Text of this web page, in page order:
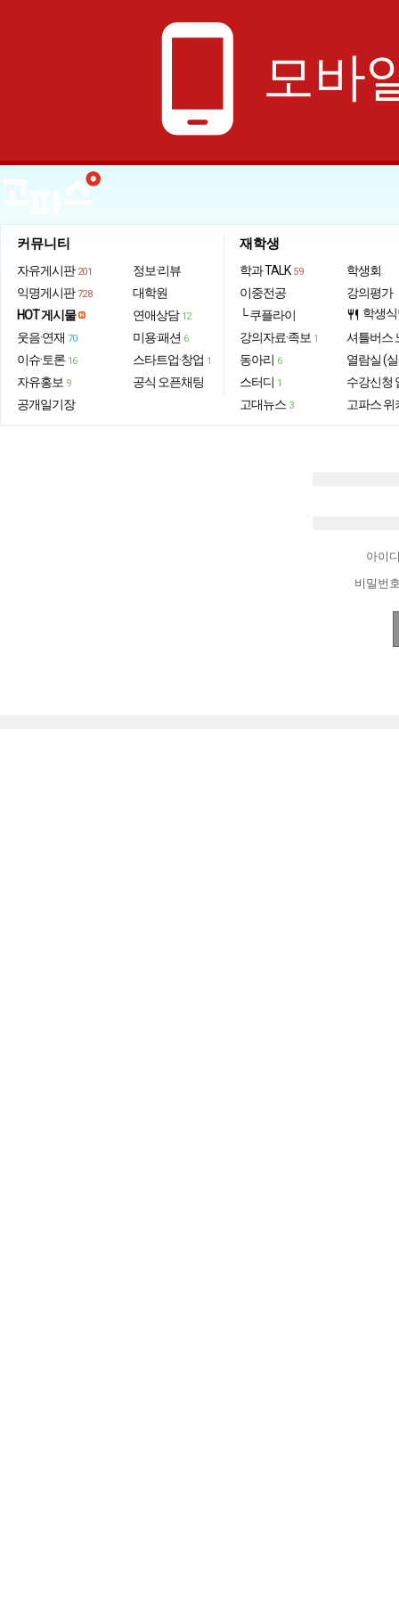
phone_android 모바
커뮤니티
자유게시판 201
익명게시판 728
HOT 게시물
웃음·연재 70
이슈·토론 16
자유홍보 9
공개일기장
정보·리뷰
대학원
연애상담 12
미용·패션 6
스타트업·창업 1
공식 오픈채팅
재학생
학과 TALK 59
이중전공
└ 쿠플라이
강의자료·족보 1
동아리 6
스터디 1
고대뉴스 3
학생회
강의평가
restaurant 학생
셔틀버스
열람실 (
수강신청
고파스 위
아이
비밀번